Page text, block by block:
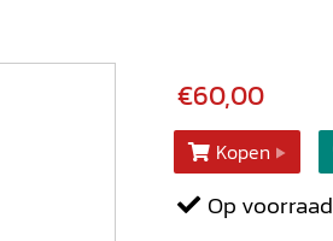
€60,00
Kopen
Op voorraad